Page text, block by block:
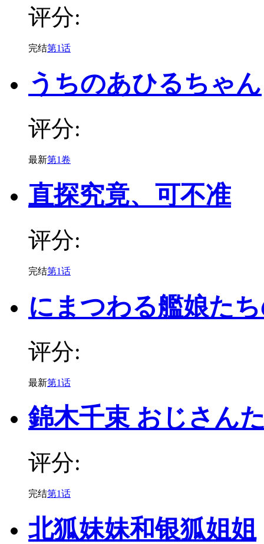
评分:
完结第1话
うちのあひるちゃん
评分:
最新第1卷
直探究竟、可不准
评分:
完结第1话
にまつわる艦娘た
评分:
最新第1话
錦木千束 おじさん
评分:
完结第1话
北狐妹妹和银狐姐姐